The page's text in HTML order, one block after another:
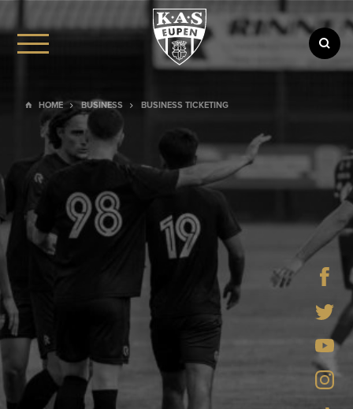
STADIONORDNUNG
HOME BUSINESS BUSINESS TICKETING